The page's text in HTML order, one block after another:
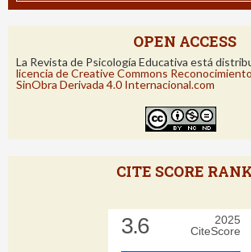
OPEN ACCESS
La Revista de Psicología Educativa está
licencia de Creative Commons
SinObra Derivada 4.0 Internacional.com
CITE SCORE
3.6
2025
CiteScore